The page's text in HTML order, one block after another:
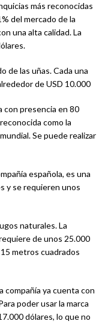
más reconocidas
del mercado de la
una alta calidad. La
de las uñas. Cada una
de USD 10.000
con presencia en 80
como la
Se puede realizar
española, es una
y se requieren unos
naturales. La
de unos 25.000
metros cuadrados
compañía ya cuenta con
poder usar la marca
dólares, lo que no